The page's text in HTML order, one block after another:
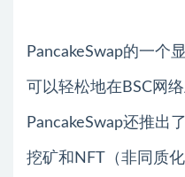
PancakeSwap的一个
可以轻松地在BSC网
PancakeSwap还推出
挖矿和NFT（非同质